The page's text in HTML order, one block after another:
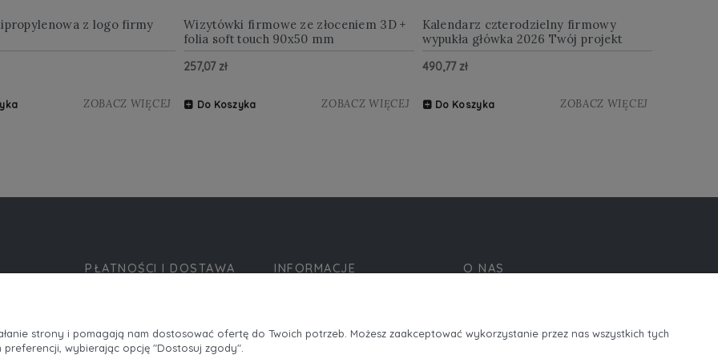
z logo firmy
ZOBACZ WIĘCEJ
Wizytówki firmowe ze złoceniem 3D +
folia soft touch 90x50 mm
257,07 zł
Do Koszyka ZOBACZ WIĘCEJ
Kalendarz czterodzielny firmowy
wypukła główka 2026 Twój projekt
490,77 zł
Do Koszyka ZOBACZ WIĘCEJ
PŁATNOŚCI I DOSTAWA INFORMACJE O NAS
O firmie
strony i pomagają nam dostosować ofertę do Twoich potrzeb. Możesz zaakceptować wykorzystanie przez nas wszystkich tych
wybierając opcję "Dostosuj zgody".